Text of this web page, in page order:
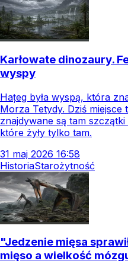
Karłowate dinozaury.
wyspy
Hațeg była wyspą, która
Morza Tetydy. Dziś miejsce
znajdywane są tam
które żyły tylko tam.
31 maj 2026 16:58
HistoriaStarożytność
"Jedzenie mięsa
mięso a wielkość